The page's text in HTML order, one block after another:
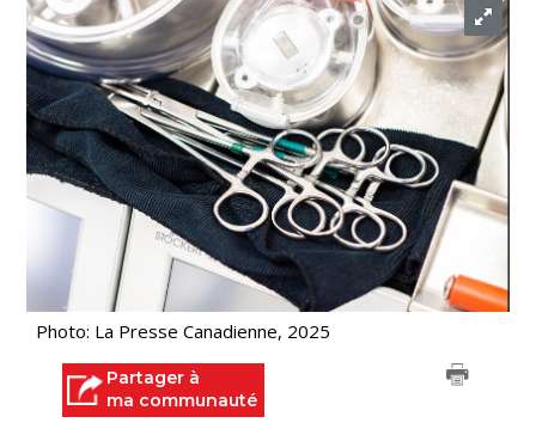
Photo: La Presse Canadienne, 2025
Partager à
ma communauté